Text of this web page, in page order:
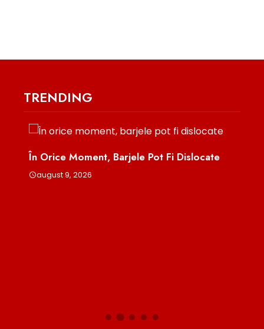
TRENDING
În Orice Moment, Barjele Pot Fi Dislocate
august 9, 2026